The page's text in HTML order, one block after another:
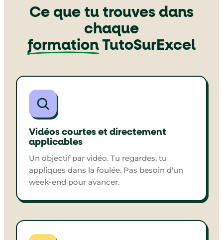
Ce que tu trouves dans
chaque
formationTutoSurExcel
Vidéos courtes et directement
applicables
Un objectif par vidéo. Tu regardes, tu
appliques dans la foulée. Pas besoin d'un
week-end pour avancer.